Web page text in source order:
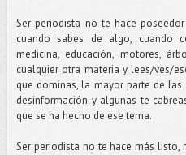
Ser periodista no te hace
cuando sabes de algo, cuando
medicina, educación, motores,
cualquier otra materia y lees/ves/
que dominas, la mayor parte de
desinformación y algunas te
que se ha hecho de ese tema.
Ser periodista no te hace más